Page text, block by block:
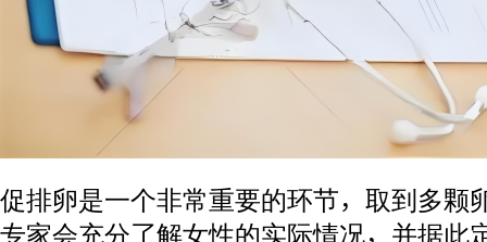
促排卵是一个非常重要的环节，取到多颗
专家会充分了解女性的实际情况，并据此